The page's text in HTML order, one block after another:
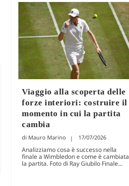
Viaggio alla scoperta delle
forze interiori: costruire il
momento in cui la partita
cambia
Mauro Marino 17/07/2026
Analizziamo cosa è successo nella
finale a Wimbledon e come è cambiata
la partita. Foto di Ray Giubilo Finale...